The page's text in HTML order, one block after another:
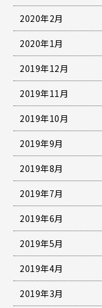
2020年2月
2020年1月
2019年12月
2019年11月
2019年10月
2019年9月
2019年8月
2019年7月
2019年6月
2019年5月
2019年4月
2019年3月